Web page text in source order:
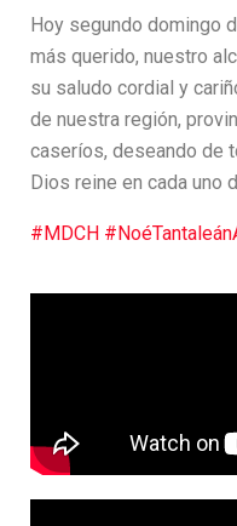
Hoy segundo domingo
más querido, nuestro
su saludo cordial y
de nuestra región,
caseríos, deseando de
Dios reine en cada uno
#MDCH